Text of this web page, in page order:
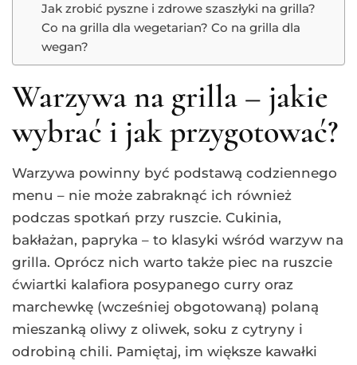
Jak zrobić pyszne i zdrowe szaszłyki na grilla?
Co na grilla dla wegetarian? Co na grilla dla
wegan?
Warzywa na grilla – jakie
wybrać i jak przygotować?
Warzywa powinny być podstawą codziennego
menu – nie może zabraknąć ich również
podczas spotkań przy ruszcie. Cukinia,
bakłażan, papryka – to klasyki wśród warzyw na
grilla. Oprócz nich warto także piec na ruszcie
ćwiartki kalafiora posypanego curry oraz
marchewkę (wcześniej obgotowaną) polaną
mieszanką oliwy z oliwek, soku z cytryny i
odrobiną chili. Pamiętaj, im większe kawałki